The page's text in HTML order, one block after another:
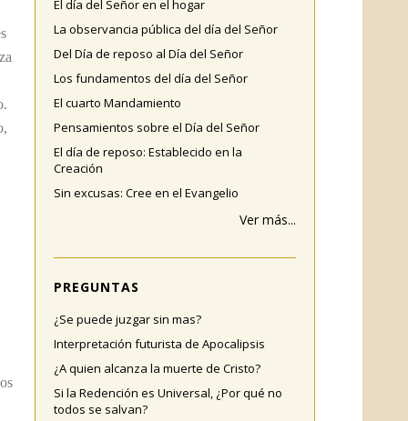
El día del Señor en el hogar
La observancia pública del día del Señor
Del Día de reposo al Día del Señor
Los fundamentos del día del Señor
El cuarto Mandamiento
Pensamientos sobre el Día del Señor
El día de reposo: Establecido en la
Creación
Sin excusas: Cree en el Evangelio
Ver más...
PREGUNTAS
¿Se puede juzgar sin mas?
Interpretación futurista de Apocalipsis
¿A quien alcanza la muerte de Cristo?
Si la Redención es Universal, ¿Por qué no
todos se salvan?